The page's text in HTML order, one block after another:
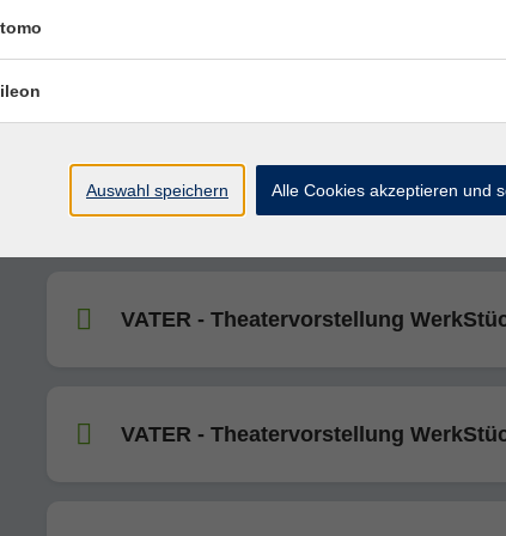
VATER - Theatervorstellung
VATER - Theatervorstellung
VATER - Theatervorstellung
Auswahl speichern Alle Cookies akzeptieren und